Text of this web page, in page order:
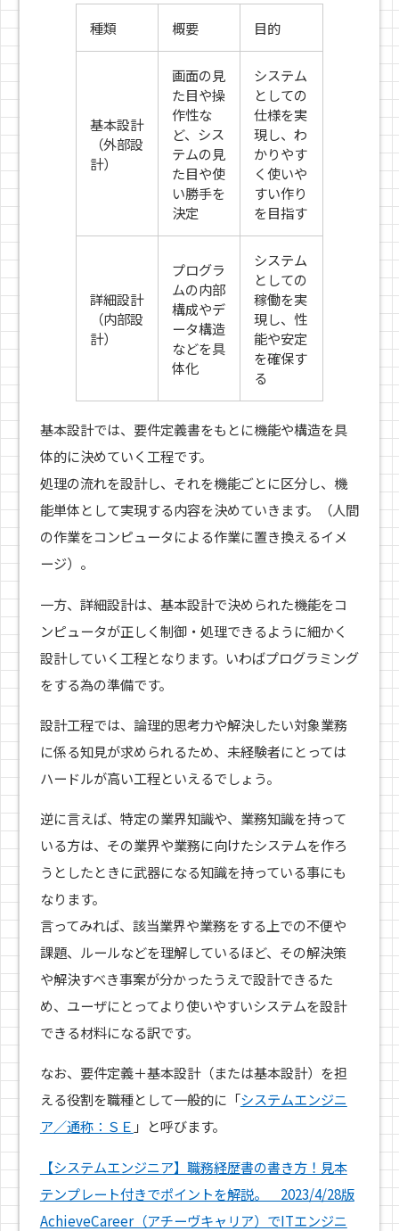
種類 概要 目的
基本設計
（外部設
計）
画面の見
た目や操
作性な
ど、シス
テムの見
た目や使
い勝手を
決定
システム
としての
仕様を実
現し、わ
かりやす
く使いや
すい作り
を目指す
詳細設計
（内部設
計）
プログラ
ムの内部
構成やデ
ータ構造
などを具
体化
システム
としての
稼働を実
現し、性
能や安定
を確保す
る
基本設計では、要件定義書をもとに機能や構造を具
体的に決めていく工程です。
処理の流れを設計し、それを機能ごとに区分し、機
能単体として実現する内容を決めていきます。（人間
の作業をコンピュータによる作業に置き換えるイメ
ージ）。
一方、詳細設計は、基本設計で決められた機能をコ
ンピュータが正しく制御・処理できるように細かく
設計していく工程となります。いわばプログラミング
をする為の準備です。
設計工程では、論理的思考力や解決したい対象業務
に係る知見が求められるため、未経験者にとっては
ハードルが高い工程といえるでしょう。
逆に言えば、特定の業界知識や、業務知識を持って
いる方は、その業界や業務に向けたシステムを作ろ
うとしたときに武器になる知識を持っている事にも
なります。
言ってみれば、該当業界や業務をする上での不便や
課題、ルールなどを理解しているほど、その解決策
や解決すべき事案が分かったうえで設計できるた
め、ユーザにとってより使いやすいシステムを設計
できる材料になる訳です。
なお、要件定義＋基本設計（または基本設計）を担
える役割を職種として一般的に「システムエンジニ
ア／通称：ＳＥ 」と呼びます。
【システムエンジニア】職務経歴書の書き方！見本
テンプレート付きでポイントを解説。 2023/4/28版
AchieveCareer（アチーヴキャリア）でITエンジニ